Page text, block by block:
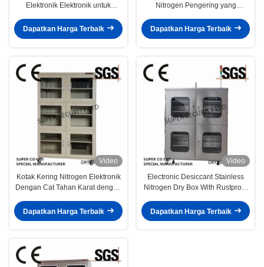
Elektronik Elektronik untuk
Dapatkan Harga Terbaik
Nitrogen Pengering yang
Dapatkan Harga Terbaik
Video
Kotak Kering Nitrogen Elektronik
Dengan Cat Tahan Karat dengan
Malaysia
Dapatkan Harga Terbaik
Video
Electronic Desiccant Stainless
Nitrogen Dry Box With Rustproof
Glass
Dapatkan Harga Terbaik